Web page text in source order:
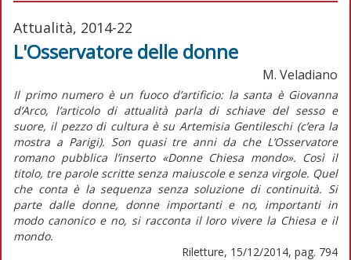
Attualità, 2014-22
L'Osservatore delle donne
M. Veladiano
Il primo numero è un fuoco d’artificio: la santa è Giovanna
d’Arco, l’articolo di attualità parla di schiave del sesso e
suore, il pezzo di cultura è su Artemisia Gentileschi (c’era la
mostra a Parigi). Son quasi tre anni da che L’Osservatore
romano pubblica l’inserto «Donne Chiesa mondo». Così il
titolo, tre parole scritte senza maiuscole e senza virgole. Quel
che conta è la sequenza senza soluzione di continuità. Si
parte dalle donne, donne importanti e no, importanti in
modo canonico e no, si racconta il loro vivere la Chiesa e il
mondo.
Riletture, 15/12/2014, pag. 794